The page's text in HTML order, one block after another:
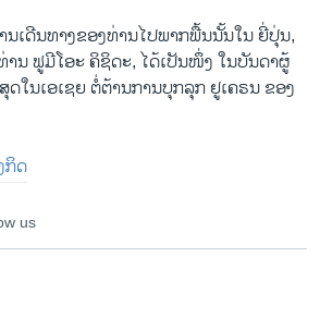
ເດີນທາງຂອງທ່ານໄປພາກພື້ນນັ້ນໃນ ຍີ່ປຸ່ນ,
ານ ຟູມີໂອະ ຄິຊິດະ, ໄດ້ເປັນໜຶ່ງ ໃນບັນດາຜູ້
ໃນເອເຊຍ ຕໍ່ຕ້ານການບຸກລຸກ ຢູເຄຣນ ຂອງ
ກິດ
us